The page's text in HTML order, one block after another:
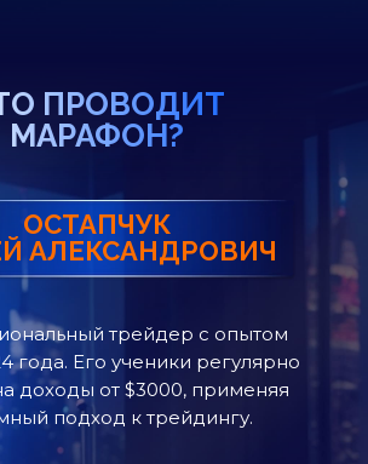
ПРОВОДИТ
МАРАФОН?
ОСТАПЧУК
АЛЕКСАНДРОВИЧ
трейдер с опытом
года. Его ученики регулярно
доходы от $3000, применяя
подход к трейдингу.